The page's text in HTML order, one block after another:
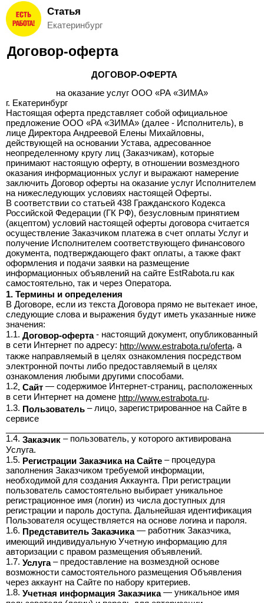
Вход
и
Регистрация
Соискателям
Добавить
резюме
Работодателям
Добавить
вакансию
Полная
версия
Статья
Екатеринбург
Договор-оферта
ДОГОВОР-ОФЕРТА
на оказание услуг ООО «РА «ЗИМА»
г. Екатеринбург
Настоящая оферта представляет собой официальное
предложение ООО «РА «ЗИМА» (далее - Исполнитель), в
лице Директора Андреевой Елены Михайловны,
действующей на основании Устава, адресованное
неопределенному кругу лиц (Заказчикам), которые
принимают настоящую оферту, в отношении возмездного
оказания информационных услуг и выражают намерение
заключить Договор оферты на оказание услуг Исполнителем
на нижеследующих условиях настоящей Оферты.
В соответствии со статьей 438 Гражданского Кодекса
Российской Федерации (ГК РФ), безусловным принятием
(акцептом) условий настоящей оферты договора считается
осуществление Заказчиком платежа в счет оплаты Услуг и
получение Исполнителем соответствующего финансового
документа, подтверждающего факт оплаты, а также факт
оформления и подачи заявки на размещение
информационных объявлений на сайте EstRabota.ru как
самостоятельно, так и через Оператора.
1. Термины и определения
В Договоре, если из текста Договора прямо не вытекает иное,
следующие слова и выражения будут иметь указанные ниже
значения:
1.1. Договор-оферта - настоящий документ, опубликованный
в сети Интернет по адресу: http://www.estrabota.ru/oferta, а
также направляемый в целях ознакомления посредством
электронной почты либо предоставляемый в целях
ознакомления любыми другими способами.
1.2 . Сайт — содержимое Интернет-страниц, расположенных
в сети Интернет на домене http://www.estrabota.ru.
1.3. Пользователь – лицо, зарегистрированное на Сайте в
сервисе
1.4. Заказчик – пользователь, у которого активирована
Услуга.
1.5. Регистрации Заказчика на Сайте – процедура
заполнения Заказчиком требуемой информации,
необходимой для создания Аккаунта. При регистрации
пользователь самостоятельно выбирает уникальное
регистрационное имя (логин) из числа доступных для
регистрации и пароль доступа. Дальнейшая идентификация
Пользователя осуществляется на основе логина и пароля.
1.6. Представитель Заказчика— работник Заказчика,
имеющий индивидуальную Учетную информацию для
авторизации с правом размещения объявлений.
1.7. Услуга – предоставление на возмездной основе
возможности самостоятельного размещения Объявления
через аккаунт на Сайте по набору критериев.
1.8. Учетная информация Заказчика — уникальное имя